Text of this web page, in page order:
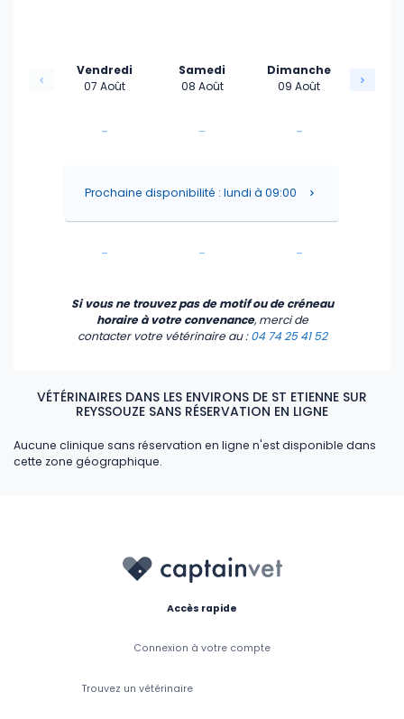
Vendredi
07 Août
-
-
Samedi
08 Août
-
-
Dimanche
09 Août
-
-
Prochaine disponibilité : lundi à 09:00
Si vous ne trouvez pas de motif ou de créneau
horaire à votre convenance, merci de
contacter votre vétérinaire au :04 74 25 41 52
VÉTÉRINAIRES DANS LES ENVIRONS DE ST ETIENNE SUR
REYSSOUZE SANS RÉSERVATION EN LIGNE
Aucune clinique sans réservation en ligne n'est disponible dans
cette zone géographique.
Accès rapide
Connexion à votre compte
Trouvez un vétérinaire